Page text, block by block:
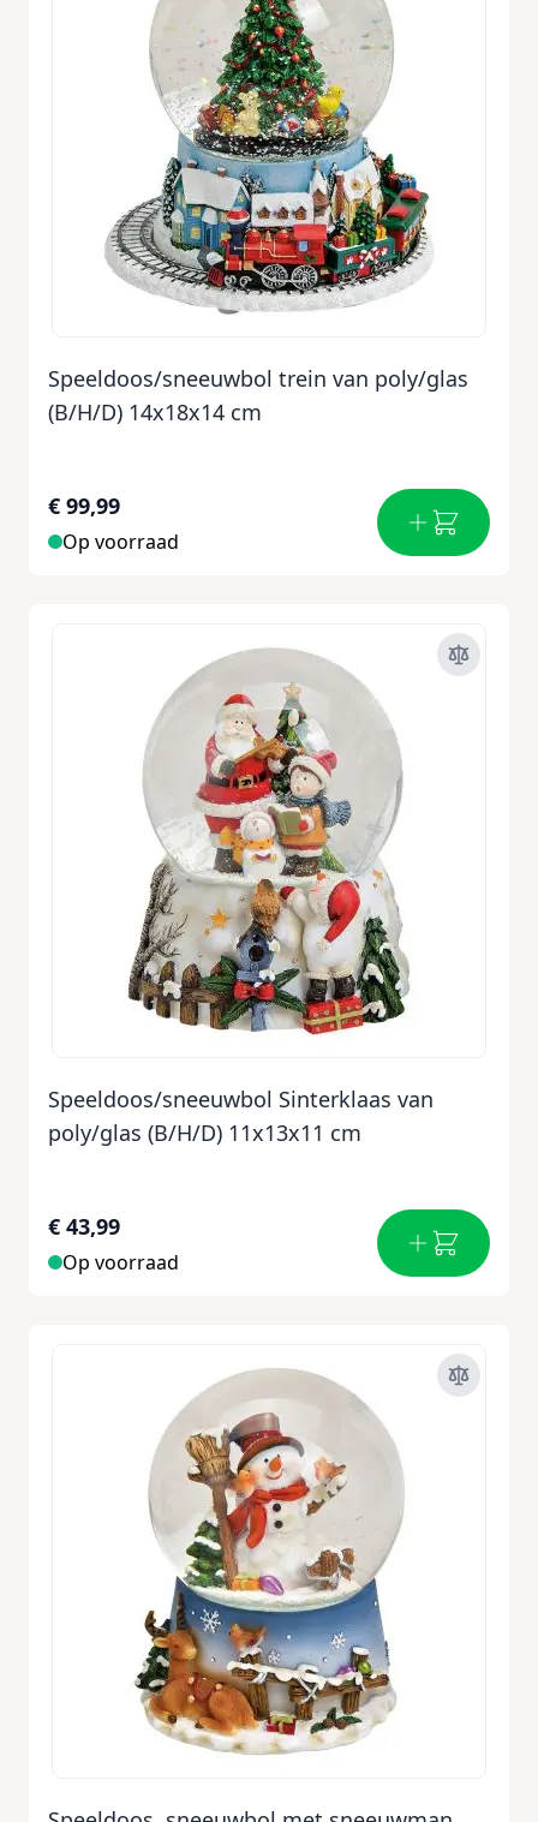
Speeldoos/sneeuwbol trein van poly/glas
(B/H/D) 14x18x14 cm
€ 99,99
Op voorraad
Speeldoos/sneeuwbol Sinterklaas van
poly/glas (B/H/D) 11x13x11 cm
€ 43,99
Op voorraad